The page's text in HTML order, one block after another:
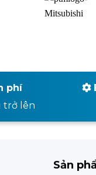
phí
trở lên
Sản